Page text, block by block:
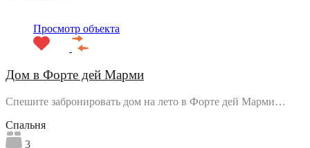
Просмотр объекта
Дом в Форте дей Марми
Спешите забронировать дом на лето в Форте дей Марми…
Спальня
3